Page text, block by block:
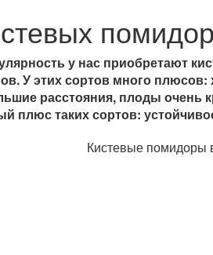
у нас приобретают
У этих сортов много
расстояния, плоды
плюс таких сортов: